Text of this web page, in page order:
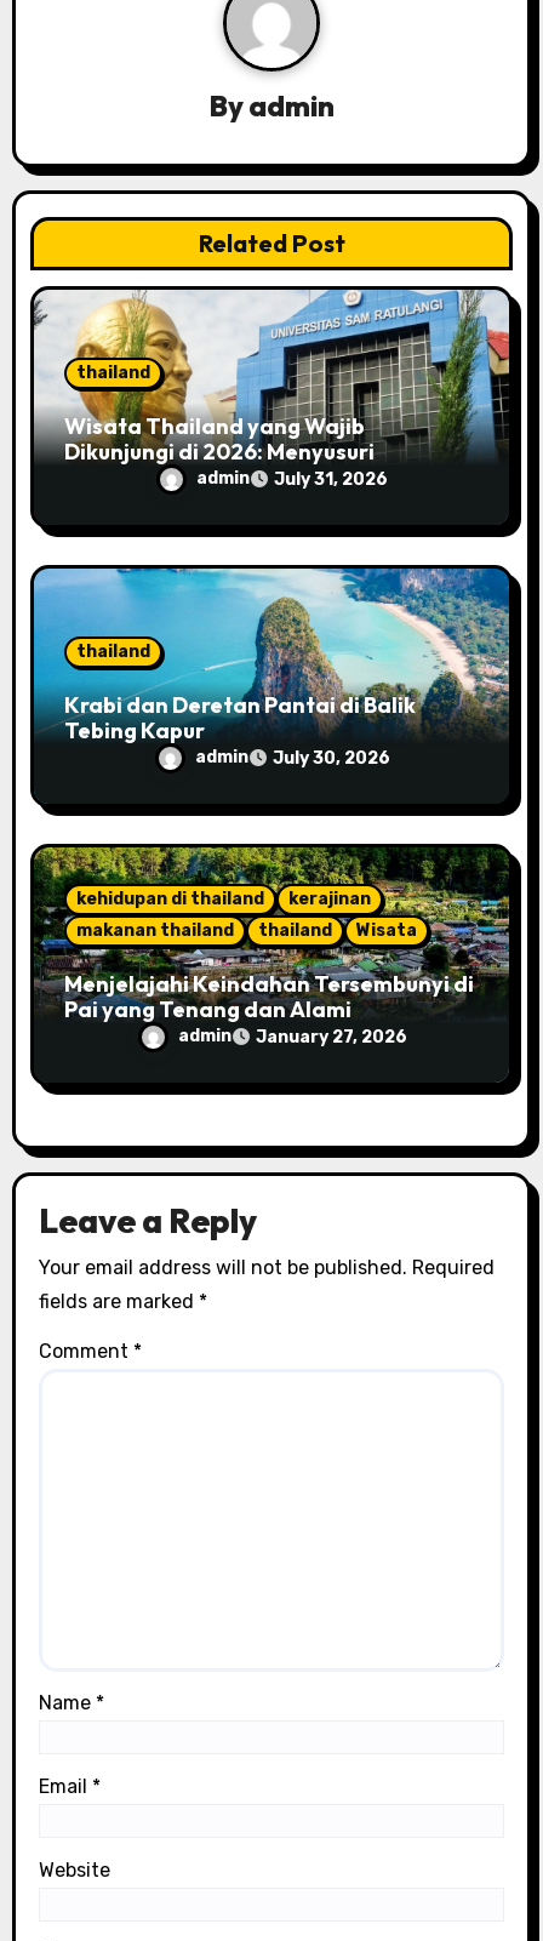
t
i
o
n
Byadmin
Related Post
thailand
Wisata Thailand yang Wajib
Dikunjungi di 2026: Menyusuri
Kemegahan Bangkok yang Penuh
admin July 31, 2026
thailand
Krabi dan Deretan Pantai di Balik
Tebing Kapur
admin July 30, 2026
kehidupan di thailand
kerajinan
makanan thailand
thailand Wisata
Menjelajahi Keindahan Tersembunyi di
Pai yang Tenang dan Alami
admin January 27, 2026
Leave a Reply
Your email address will not be published. Required
fields are marked *
Comment *
Name *
Email *
Website